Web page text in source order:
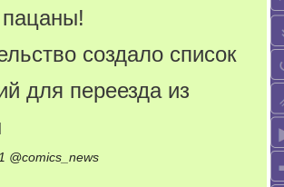
лет
создало список
для переезда из
@comics_news